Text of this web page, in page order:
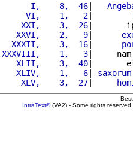
      I,    8,  46
|
     VI,    1,   2
|
    XXI,    3,  26
|
   XXVI,    2,   9
|
  XXXII,    3,  16
|
XXXVIII,    1,   3|
   XLII,    3,  40
|       et
   XLIV,    1,   6
| saxorum
    XLV,    3,  27
|
IntraText®(VA2) - Some rights reserved